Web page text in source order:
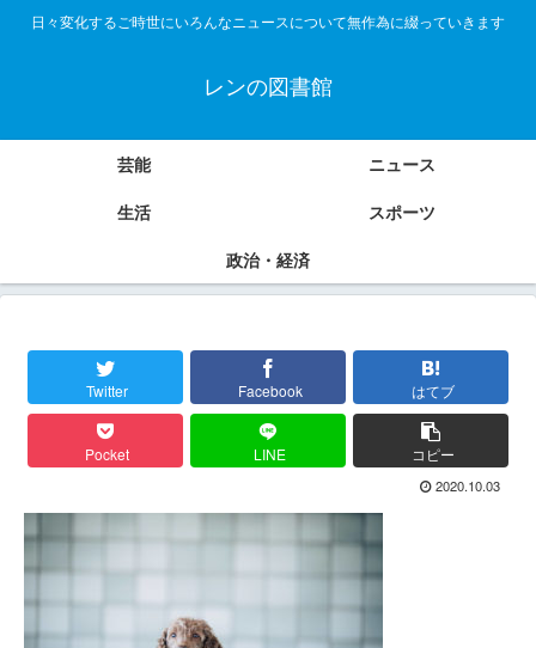
日々変化するご時世にいろんなニュースについて無作為に綴っていきます
レンの図書館
芸能
ニュース
生活
スポーツ
政治・経済
Twitter Facebook はてブ
Pocket LINE コピー
2020.10.03